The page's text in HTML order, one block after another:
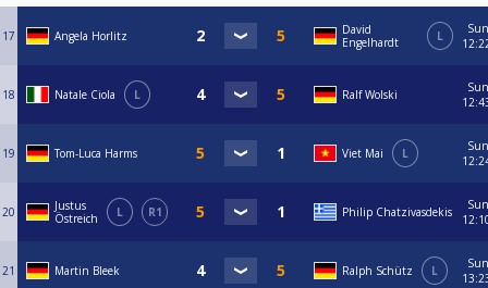
17 Angela Horlitz
David
Engelhardt
L
Sun
18 Natale Ciola L Ralf Wolski
Sun
19 Tom-Luca Harms Viet Mai L
Sun
20
Justus
Östreich
L R1 Philip Chatzivasdekis
Sun
21 Martin Bleek Ralph Schütz L
Sun